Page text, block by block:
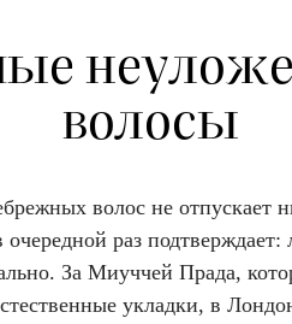
волосы
волос не отпускает
раз
За Миуччей Прада,
укладки, в